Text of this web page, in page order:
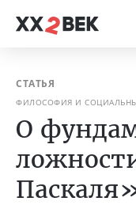
СТАТЬЯ
ФИЛОСОФИЯ И
О